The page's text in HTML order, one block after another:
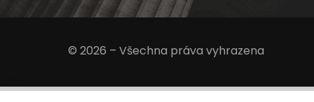
© 2026 – Všechna práva vyhrazena